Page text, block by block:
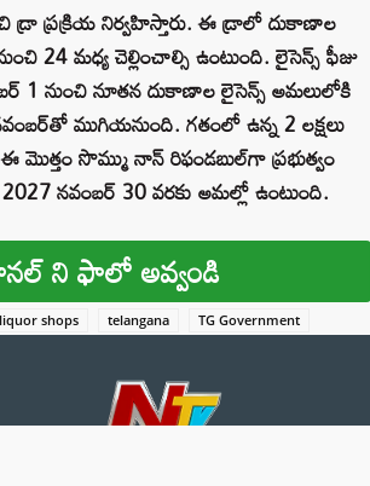
డ్రా ప్రక్రియ నిర్వహిస్తారు. ఈ డ్రాలో దుకాణాల
24 మధ్య చెల్లించాల్సి ఉంటుంది. లైసెన్స్ ఫీజు
1 నుంచి నూతన దుకాణాల లైసెన్స్ అమలులోకి
ముగియనుంది. గతంలో ఉన్న 2 లక్షలు
మొత్తం సొమ్ము నాన్‌ రిఫండబుల్‌గా ప్రభుత్వం
నవంబర్‌ 30 వరకు అమల్లో ఉంటుంది.
ని ఫాలో అవ్వండి
shops telangana TG Government